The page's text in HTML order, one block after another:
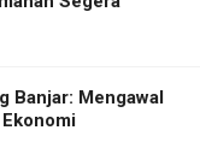
Banjar: Mengawal